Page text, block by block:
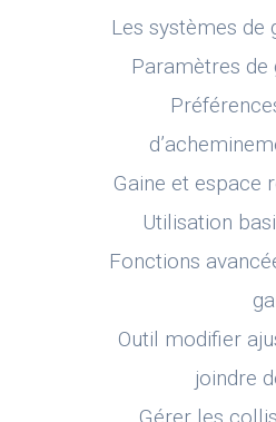
Les systèmes de
Paramètres de
Gaine et espace
Utilisation
Fonctions
Outil modifier
joindre